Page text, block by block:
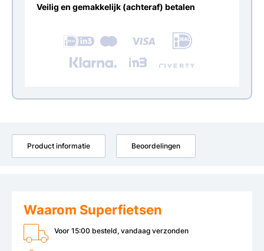
Veilig en gemakkelijk (achteraf) betalen
Product informatie Beoordelingen
Waarom Superfietsen
Voor 15:00 besteld, vandaag verzonden